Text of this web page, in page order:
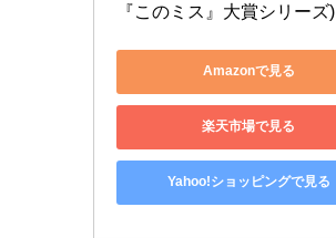
『このミス』大賞シリーズ)
Amazonで見る
楽天市場で見る
Yahoo!ショッピングで見る